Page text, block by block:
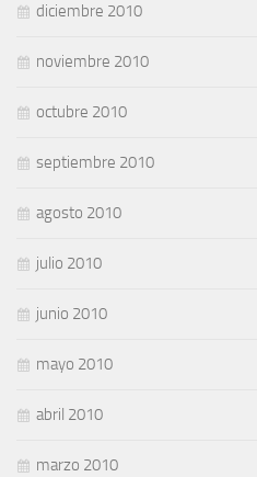
diciembre 2010
noviembre 2010
octubre 2010
septiembre 2010
agosto 2010
julio 2010
junio 2010
mayo 2010
abril 2010
marzo 2010